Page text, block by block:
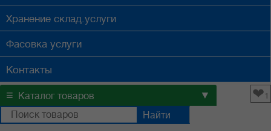
Хранение склад.услуги
Фасовка услуги
Контакты
≡ Каталог товаров ▼ ❤1